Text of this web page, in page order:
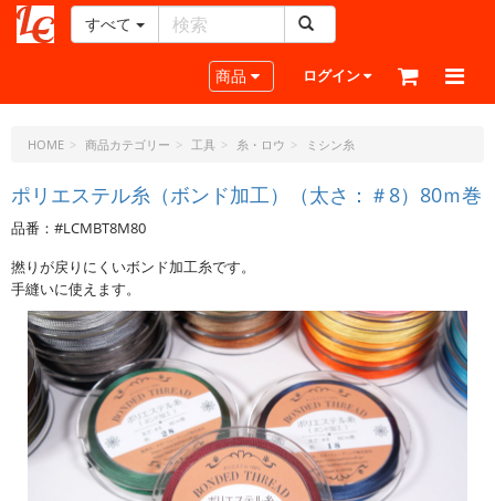
ー
ラ
ト・
ド
ッ
ト・
ジ
ェ
ー
ピ
ー
すべて
Toggle navigation
商品 ログイン
HOME 商品カテゴリー 工具 糸・ロウ ミシン糸
ポリエステル糸（ボンド加工）（太さ：＃8）80ｍ巻
品番：#LCMBT8M80
撚りが戻りにくいボンド加工糸です。
手縫いに使えます。